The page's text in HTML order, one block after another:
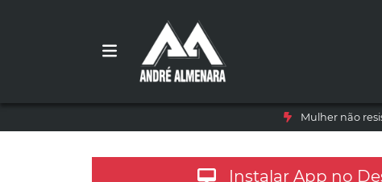
Mulher não
Instalar App no